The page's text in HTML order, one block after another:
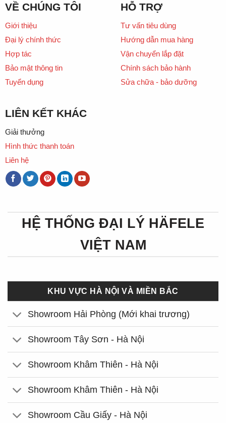
VỀ CHÚNG TÔI
Giới thiệu
Đại lý chính thức
Hợp tác
Bảo mật thông tin
Tuyển dụng
HỖ TRỢ
Tư vấn tiêu dùng
Hướng dẫn mua hàng
Vận chuyển lắp đặt
Chính sách bảo hành
Sửa chữa - bảo dưỡng
LIÊN KẾT KHÁC
Giải thưởng
Hình thức thanh toán
Liên hệ
HỆ THỐNG ĐẠI LÝ HÄFELE
VIỆT NAM
KHU VỰC HÀ NỘI VÀ MIỀN BẮC
Showroom Hải Phòng (Mới khai trương)
Showroom Tây Sơn - Hà Nội
Showroom Khâm Thiên - Hà Nội
Showroom Khâm Thiên - Hà Nội
Showroom Cầu Giấy - Hà Nội